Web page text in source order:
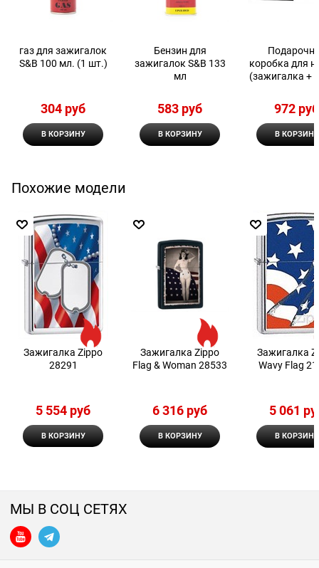
газ для зажигалок
S&B 100 мл. (1 шт.)
304 руб
В КОРЗИНУ
Бензин для
зажигалок S&B 133
мл
583 руб
В КОРЗИНУ
коробка для
(зажигалка +
972 руб
В КОРЗИНУ
Похожие модели
Зажигалка Zippo
28291
5 554 руб
В КОРЗИНУ
Зажигалка Zippo
Flag & Woman 28533
6 316 руб
В КОРЗИНУ
Зажигалка
Wavy Flag
5 061
В КОРЗИНУ
МЫ В СОЦ СЕТЯХ